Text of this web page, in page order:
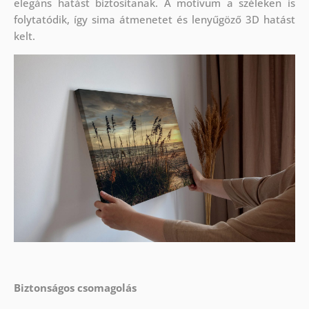
elegáns hatást biztosítanak. A motívum a széleken is
folytatódik, így sima átmenetet és lenyűgöző 3D hatást
kelt.
Biztonságos csomagolás